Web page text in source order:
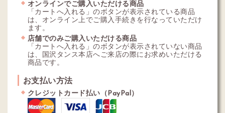
オンラインでご購入いただける商品
「カートへ入れる」のボタンが表示されている商品
は、オンライン上でご購入手続きを行なっていただけ
ます。
店舗でのみご購入いただける商品
「カートへ入れる」のボタンが表示されていない商品
は、国沢タンス本店へご来店の際にお求めいただける
商品です。
お支払い方法
クレジットカード払い（PayPal）